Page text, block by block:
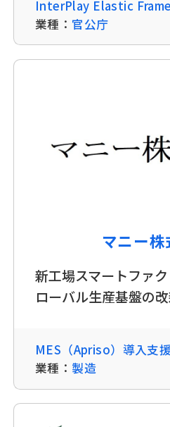
InterPlay Elastic
業種： 官公庁
マニー株
新工場スマートファ
ローバル生産基盤の
MES（Apriso）導入支
業種： 製造